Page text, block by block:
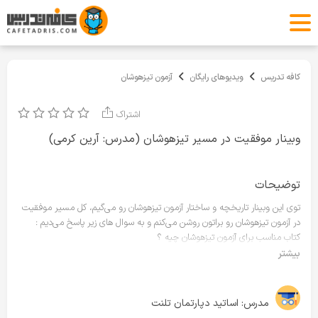
کافه تدریس ویدیوهای رایگان آزمون تیزهوشان
وبینار موفقیت در مسیر تیزهوشان (مدرس: آرین کرمی)
اشتراک
توضیحات
توی این وبینار تاریخچه و ساختار آزمون تیزهوشان رو می‌گیم، کل مسیر موفقیت
در آزمون تیزهوشان رو براتون روشن می‌کنم و به سوال های زیر پاسخ می‌دیم :
کتاب مناسب برای آزمون تیزهوشان چیه‌ ؟
نحوه مطالعه برای قبولی در آزمون تیزهوشان باید چجوری باشه ؟
آیا ساختار آزمون تیزهوشان تغییر خواهد کرد ؟
مزیت های مدارس تیزهوشان چیه ؟
بهترین مدرسه تهران کدومه ؟
بیشتر
مدرس: اساتید دپارتمان تلنت